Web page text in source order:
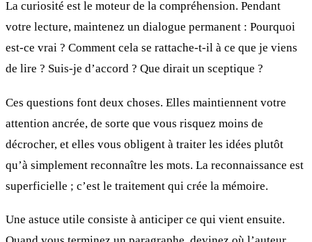
La curiosité est le moteur de la compréhension. Pendant
votre lecture, maintenez un dialogue permanent : Pourquoi
est-ce vrai ? Comment cela se rattache-t-il à ce que je viens
de lire ? Suis-je d’accord ? Que dirait un sceptique ?
Ces questions font deux choses. Elles maintiennent votre
attention ancrée, de sorte que vous risquez moins de
décrocher, et elles vous obligent à traiter les idées plutôt
qu’à simplement reconnaître les mots. La reconnaissance est
superficielle ; c’est le traitement qui crée la mémoire.
Une astuce utile consiste à anticiper ce qui vient ensuite.